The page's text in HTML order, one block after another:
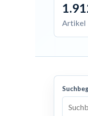
Artikel